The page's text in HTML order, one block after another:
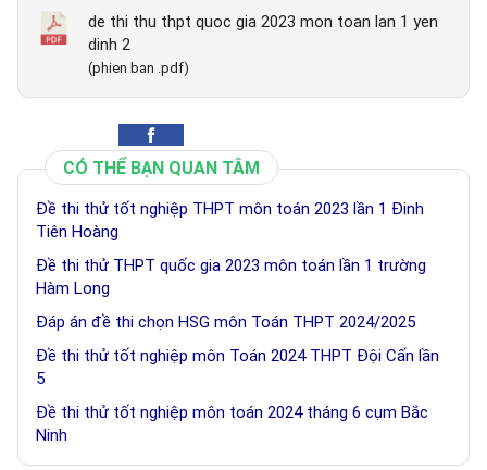
de thi thu thpt quoc gia 2023 mon toan lan 1 yen
dinh 2
(phien ban .pdf)
CÓ THỂ BẠN QUAN TÂM
Đề thi thử tốt nghiệp THPT môn toán 2023 lần 1 Đinh
Tiên Hoàng
Đề thi thử THPT quốc gia 2023 môn toán lần 1 trường
Hàm Long
Đáp án đề thi chọn HSG môn Toán THPT 2024/2025
Đề thi thử tốt nghiệp môn Toán 2024 THPT Đội Cấn lần
5
Đề thi thử tốt nghiệp môn toán 2024 tháng 6 cụm Bắc
Ninh